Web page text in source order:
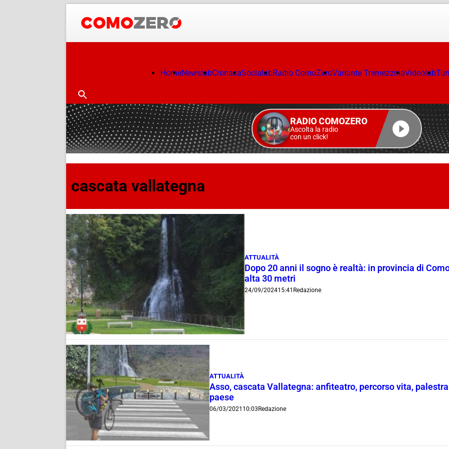
HomeNewslabCronacaSocialabRadio ComoZeroVariante TremezzinaVideolab
RADIO COMOZERO
Ascolta la radio
con un click!
cascata vallategna
ATTUALITÀ
Dopo 20 anni il sogno è realtà: in provincia di
alta 30 metri
24/09/202415:41 Redazione
ATTUALITÀ
Asso, cascata Vallategna: anfiteatro, percorso vita,
paese
06/03/2021 10:03Redazione